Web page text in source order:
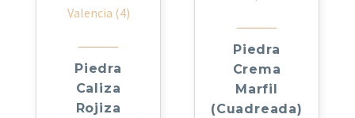
Piedra
Caliza
Rojiza
Piedra
Crema
Marfil
(Cuadreada)